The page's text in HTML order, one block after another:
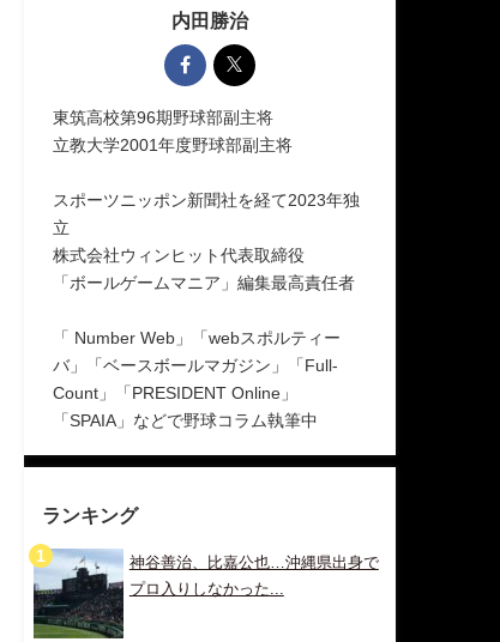
内田勝治
東筑高校第96期野球部副主将
立教大学2001年度野球部副主将
スポーツニッポン新聞社を経て2023年独
立
株式会社ウィンヒット代表取締役
「ボールゲームマニア」編集最高責任者
「 Number Web」「webスポルティー
バ」「ベースボールマガジン」「Full-
Count」「PRESIDENT Online」
「SPAIA」などで野球コラム執筆中
ランキング
神谷善治、比嘉公也…沖縄県出身で
プロ入りしなかった...